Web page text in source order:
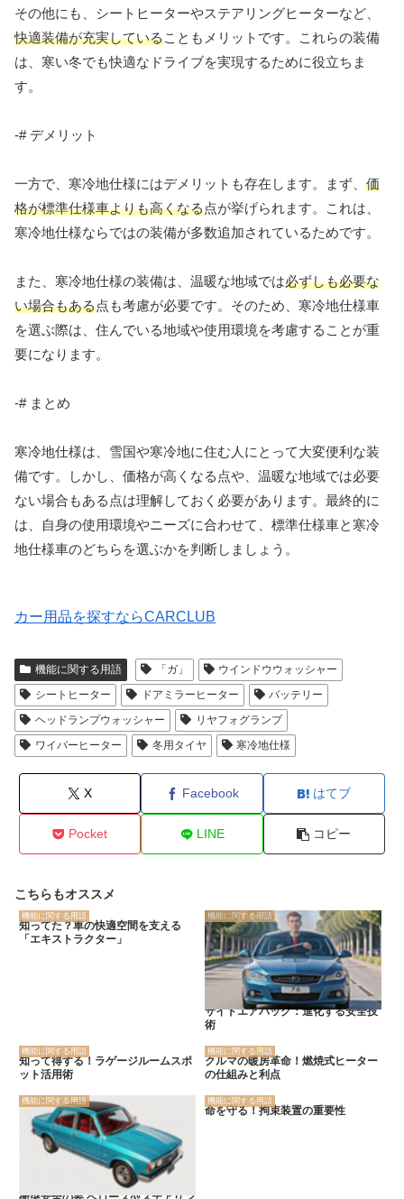
その他にも、シートヒーターやステアリングヒーターなど、
快適装備が充実していることもメリットです。これらの装備
は、寒い冬でも快適なドライブを実現するために役立ちま
す。
-# デメリット
一方で、寒冷地仕様にはデメリットも存在します。まず、 価
格が標準仕様車よりも高くなる点が挙げられます。これは、
寒冷地仕様ならではの装備が多数追加されているためです。
また、寒冷地仕様の装備は、温暖な地域では必ずしも必要な
い場合もある点も考慮が必要です。そのため、寒冷地仕様車
を選ぶ際は、住んでいる地域や使用環境を考慮することが重
要になります。
-# まとめ
寒冷地仕様は、雪国や寒冷地に住む人にとって大変便利な装
備です。しかし、価格が高くなる点や、温暖な地域では必要
ない場合もある点は理解しておく必要があります。最終的に
は、自身の使用環境やニーズに合わせて、標準仕様車と寒冷
地仕様車のどちらを選ぶかを判断しましょう。
カー用品を探すならCARCLUB
機能に関する用語 「ガ」
ウインドウウォッシャー
シートヒーター
ドアミラーヒーター
バッテリー
ヘッドランプウォッシャー
リヤフォグランプ
ワイパーヒーター
冬用タイヤ 寒冷地仕様
X Facebook はてブ
Pocket LINE コピー
こちらもオススメ
機能に関する用語
知ってた？車の快適空間を支える
「エキストラクター」
機能に関する用語
サイドエアバッグ：進化する安全技
術
機能に関する用語
知って得する！ラゲージルームスポ
ット活用術
機能に関する用語
クルマの暖房革命！燃焼式ヒーター
の仕組みと利点
機能に関する用語 機能に関する用語
命を守る！拘束装置の重要性